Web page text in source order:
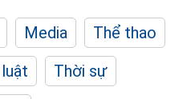
Media
Thể thao
Thời sự